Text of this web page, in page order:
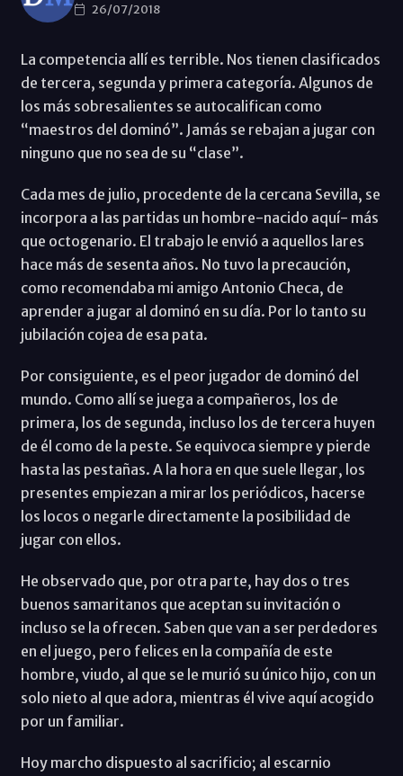
26/07/2018
La competencia allí es terrible. Nos tienen clasificados
de tercera, segunda y primera categoría. Algunos de
los más sobresalientes se autocalifican como
“maestros del dominó”. Jamás se rebajan a jugar con
ninguno que no sea de su “clase”.
Cada mes de julio, procedente de la cercana Sevilla, se
incorpora a las partidas un hombre-nacido aquí- más
que octogenario. El trabajo le envió a aquellos lares
hace más de sesenta años. No tuvo la precaución,
como recomendaba mi amigo Antonio Checa, de
aprender a jugar al dominó en su día. Por lo tanto su
jubilación cojea de esa pata.
Por consiguiente, es el peor jugador de dominó del
mundo. Como allí se juega a compañeros, los de
primera, los de segunda, incluso los de tercera huyen
de él como de la peste. Se equivoca siempre y pierde
hasta las pestañas. A la hora en que suele llegar, los
presentes empiezan a mirar los periódicos, hacerse
los locos o negarle directamente la posibilidad de
jugar con ellos.
He observado que, por otra parte, hay dos o tres
buenos samaritanos que aceptan su invitación o
incluso se la ofrecen. Saben que van a ser perdedores
en el juego, pero felices en la compañía de este
hombre, viudo, al que se le murió su único hijo, con un
solo nieto al que adora, mientras él vive aquí acogido
por un familiar.
Hoy marcho dispuesto al sacrificio; al escarnio